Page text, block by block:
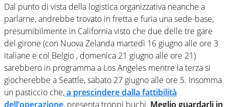
Dal punto di vista della logistica organizzativa neanche a
parlarne, andrebbe trovato in fretta e furia una sede-base,
presumibilmente in California visto che due delle tre gare
del girone (con Nuova Zelanda martedì 16 giugno alle ore 3
italiane e col Belgio , domenica 21 giugno alle ore 21)
sarebbero in programma a Los Angeles mentre la terza si
giocherebbe a Seattle, sabato 27 giugno alle ore 5. Insomma
un pasticcio che,a prescindere dalla fattibilità
dell’operazione, presenta troppi buchi. Meglio guardarli in